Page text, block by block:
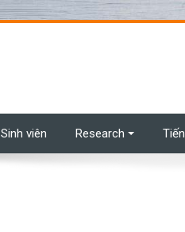
Sinh viên Research